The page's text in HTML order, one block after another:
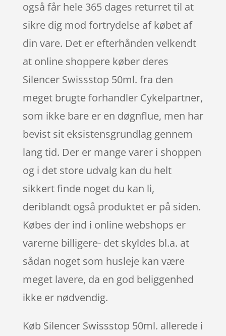
også får hele 365 dages returret til at
sikre dig mod fortrydelse af købet af
din vare. Det er efterhånden velkendt
at online shoppere køber deres
Silencer Swissstop 50ml. fra den
meget brugte forhandler Cykelpartner,
som ikke bare er en døgnflue, men har
bevist sit eksistensgrundlag gennem
lang tid. Der er mange varer i shoppen
og i det store udvalg kan du helt
sikkert finde noget du kan li,
deriblandt også produktet er på siden.
Købes der ind i online webshops er
varerne billigere- det skyldes bl.a. at
sådan noget som husleje kan være
meget lavere, da en god beliggenhed
ikke er nødvendig.
Køb Silencer Swissstop 50ml. allerede i